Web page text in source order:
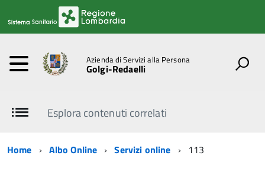
Azienda di Servizi alla Persona
Golgi-Redaelli
Esplora contenuti correlati
Home Albo Online Servizi online 113